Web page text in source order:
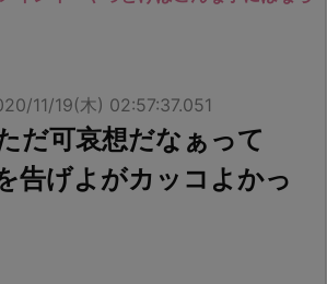
11/19(木) 02:57:37.051
だ可哀想だなぁって
告げよがカッコよかっ